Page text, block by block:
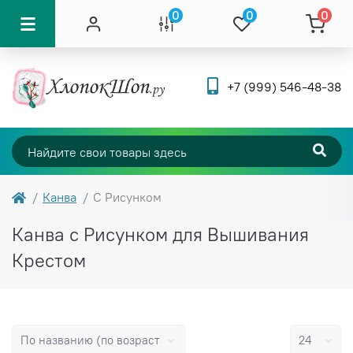
0 0 0
+7 (999) 546-48-38
Канва С Рисунком
Канва с Рисунком для Вышивания
Крестом